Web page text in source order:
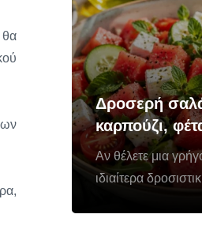
θα
Δροσερή
καρπούζι,
Αν θέλετε μια
ιδιαίτερα